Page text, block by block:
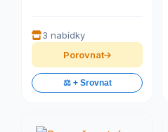
3 nabídky
Porovnat
⚖️ + Srovnat